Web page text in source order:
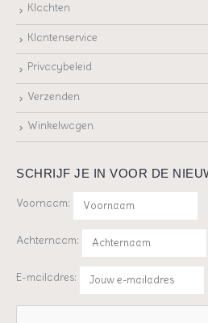
Klachten
Klantenservice
Privacybeleid
Verzenden
Winkelwagen
SCHRIJF JE IN VOOR DE
Voornaam:
Achternaam:
E-mailadres: